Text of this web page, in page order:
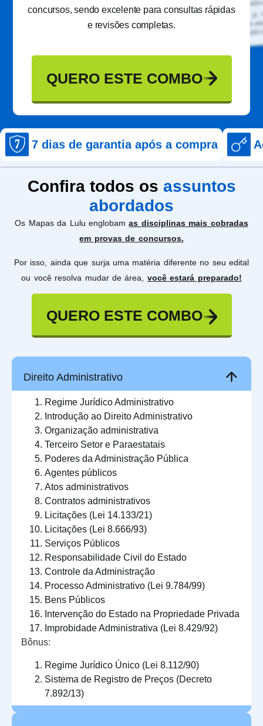
concursos, sendo excelente para consultas rápidas
e revisões completas.
QUERO ESTE COMBO
de garantia após a compra Acesso
Confira todos os assuntos
abordados
Os Mapas da Lulu englobamas disciplinas mais cobradas
em provas de concursos.
Por isso, ainda que surja uma matéria diferente no seu edital
ou você resolva mudar de área, você estará preparado!
QUERO ESTE COMBO
Direito Administrativo
Regime Jurídico Administrativo
Introdução ao Direito Administrativo
Organização administrativa
Terceiro Setor e Paraestatais
Poderes da Administração Pública
Agentes públicos
Atos administrativos
Contratos administrativos
Licitações (Lei 14.133/21)
Licitações (Lei 8.666/93)
Serviços Públicos
Responsabilidade Civil do Estado
Controle da Administração
Processo Administrativo (Lei 9.784/99)
Bens Públicos
Intervenção do Estado na Propriedade Privada
Improbidade Administrativa (Lei 8.429/92)
Bônus:
Regime Jurídico Único (Lei 8.112/90)
Sistema de Registro de Preços (Decreto
7.892/13)